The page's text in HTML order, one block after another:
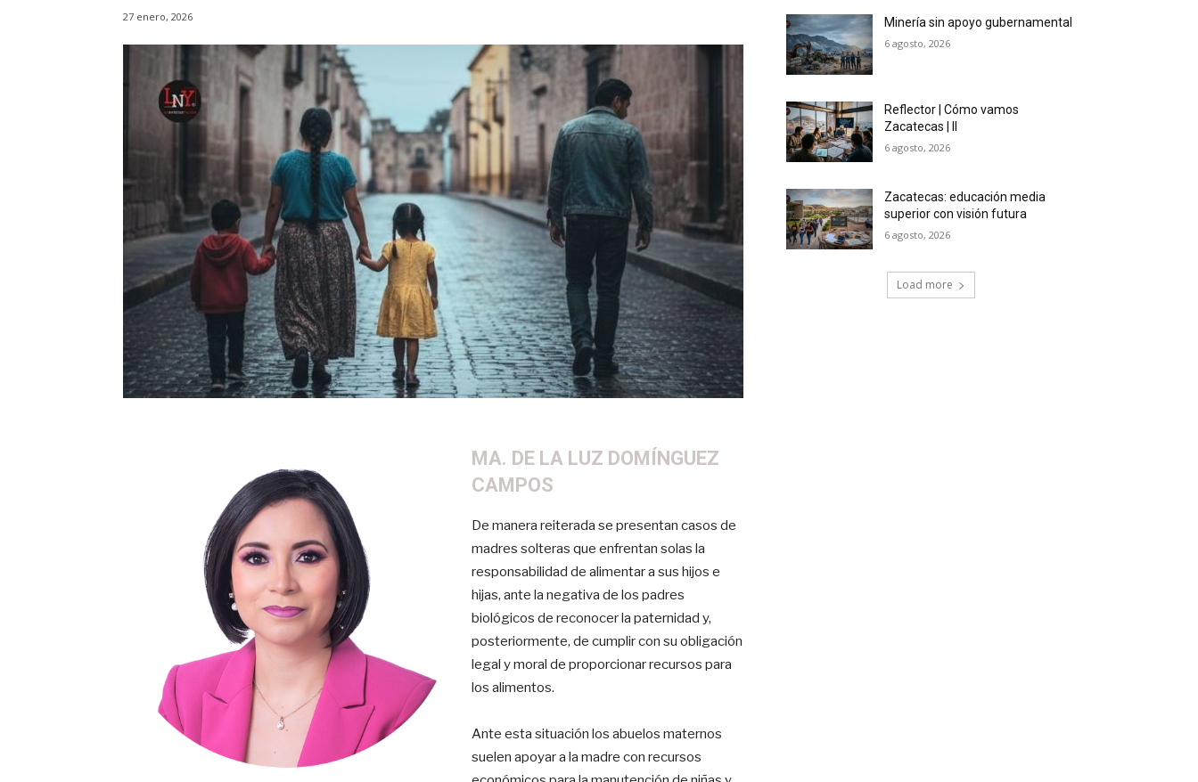
27 enero, 2026
MA. DE LA LUZ DOMÍNGUEZ
CAMPOS
De manera reiterada se presentan casos de
madres solteras que enfrentan solas la
responsabilidad de alimentar a sus hijos e
hijas, ante la negativa de los padres
biológicos de reconocer la paternidad y,
posteriormente, de cumplir con su obligación
legal y moral de proporcionar recursos para
los alimentos.
Ante esta situación los abuelos maternos
suelen apoyar a la madre con recursos
Minería sin apoyo gubernamental
6 agosto, 2026
Reflector | Cómo vamos
Zacatecas | II
6 agosto, 2026
Zacatecas: educación media
superior con visión futura
6 agosto, 2026
Load more